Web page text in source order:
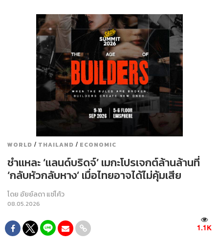
WORLD / THAILAND / ECONOMIC
ชำแหละ ‘แลนด์บริดจ์’ เมกะโปรเจกต์ล้านล้านที่
‘กลับหัวกลับหาง’ เมื่อไทยอาจได้ไม่คุ้มเสีย
โดย อัยย์ลดา แซ่โค้ว
08.05.2026
1.1K